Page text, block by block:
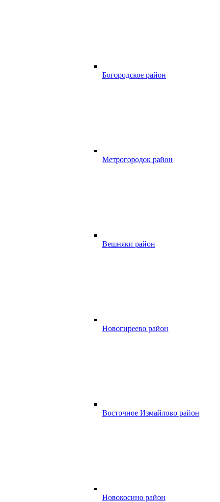
Богородское район
Метрогородок район
Вешняки район
Новогиреево район
Восточное Измайлово район
Новокосино район